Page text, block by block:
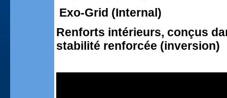
Exo-Grid (Internal)
Renforts intérieurs, conçus
stabilité renforcée (inversion)